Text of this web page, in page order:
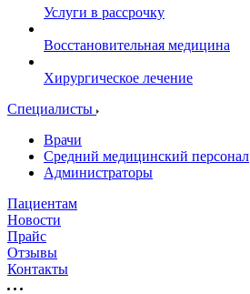
Услуги в рассрочку
Восстановительная медицина
Хирургическое лечение
Специалисты
Врачи
Средний медицинский персонал
Администраторы
Пациентам
Новости
Прайс
Отзывы
Контакты